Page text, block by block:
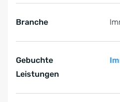
Branche
Gebuchte
Leistungen